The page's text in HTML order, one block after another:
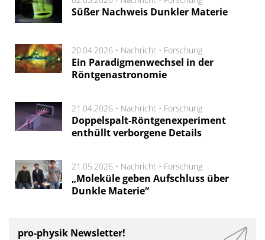
Süßer Nachweis Dunkler Materie
20.04.2026 • Nachricht • Forschung
Ein Paradigmenwechsel in der
Röntgenastronomie
21.04.2026 • Nachricht • Forschung
Doppelspalt-Röntgenexperiment
enthüllt verborgene Details
21.05.2026 • Nachricht • Forschung
„Moleküle geben Aufschluss über
Dunkle Materie“
pro-physik Newsletter!